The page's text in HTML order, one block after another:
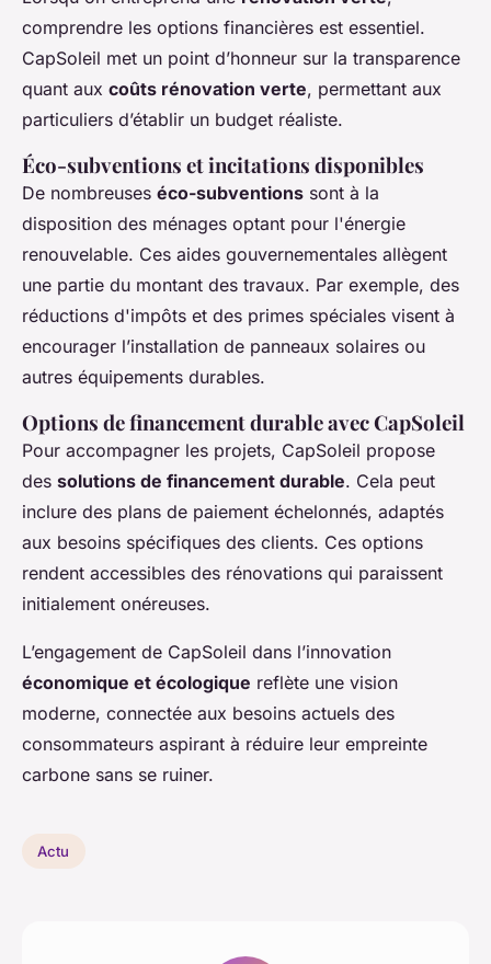
comprendre les options financières est essentiel.
CapSoleil met un point d’honneur sur la transparence
quant aux coûts rénovation verte, permettant aux
particuliers d’établir un budget réaliste.
Éco-subventions et incitations disponibles
De nombreuses éco-subventions sont à la
disposition des ménages optant pour l'énergie
renouvelable. Ces aides gouvernementales allègent
une partie du montant des travaux. Par exemple, des
réductions d'impôts et des primes spéciales visent à
encourager l’installation de panneaux solaires ou
autres équipements durables.
Options de financement durable avec CapSoleil
Pour accompagner les projets, CapSoleil propose
des solutions de financement durable. Cela peut
inclure des plans de paiement échelonnés, adaptés
aux besoins spécifiques des clients. Ces options
rendent accessibles des rénovations qui paraissent
initialement onéreuses.
L’engagement de CapSoleil dans l’innovation
économique et écologique reflète une vision
moderne, connectée aux besoins actuels des
consommateurs aspirant à réduire leur empreinte
carbone sans se ruiner.
Actu